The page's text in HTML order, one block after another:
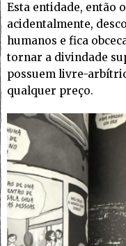
Esta entidade, então
acidentalmente,
humanos e fica
tornar a divindade
possuem livre-
qualquer preço.